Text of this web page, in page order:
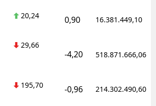
20,24 0,90 16.381.449,10
29,66
-4,20 518.871.666,06
195,70 -0,96 214.302.490,60